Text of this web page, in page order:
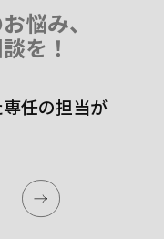
悩み、
を！
任の担当が